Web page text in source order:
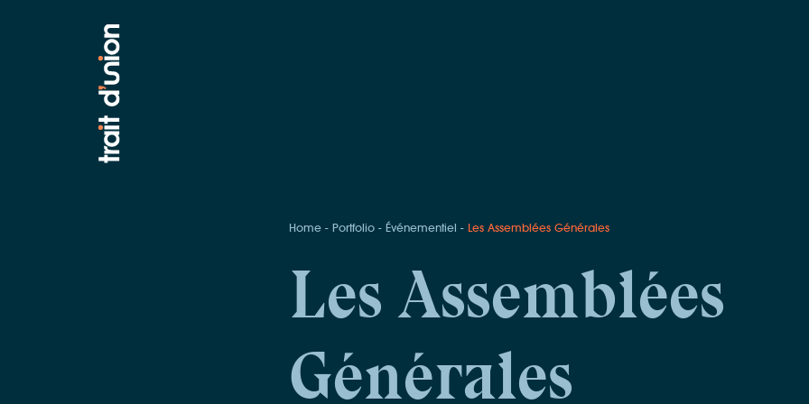
Home Portfolio Événementiel Les Assemblées Générales
Les Assemblées
Générales